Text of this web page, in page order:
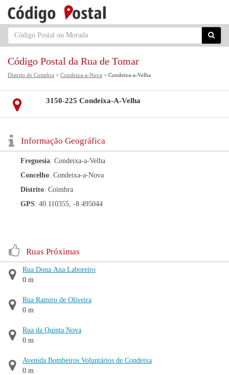
Código Postal da Rua de Tomar
Distrito de Coimbra > Condeixa-a-Nova > Condeixa-a-Velha
3150-225 Condeixa-A-Velha
Informação Geográfica
Freguesia: Condeixa-a-Velha
Concelho: Condeixa-a-Nova
Distrito: Coimbra
GPS: 40.110355, -8.495044
Ruas Próximas
Rua Dona Ana Laboreiro
0 m
Rua Ramiro de Oliveira
0 m
Rua da Quinta Nova
0 m
Avenida Bombeiros Voluntários de Condeixa
0 m